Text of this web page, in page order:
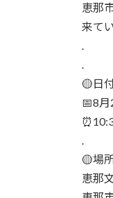
恵那
来て
.
.
🟡日
📅8月
.
🟡場
恵那